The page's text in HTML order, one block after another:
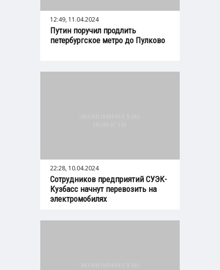
12:49, 11.04.2024
Путин поручил продлить
петербургское метро до Пулково
22:28, 10.04.2024
Сотрудников предприятий СУЭК-
Кузбасс начнут перевозить на
электромобилях